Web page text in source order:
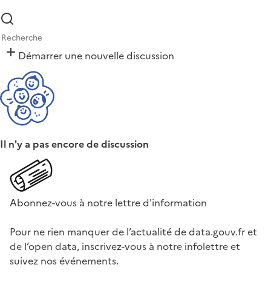
Démarrer une nouvelle discussion
Il n'y a pas encore de discussion
Abonnez-vous à notre lettre d'information
Pour ne rien manquer de l’actualité de data.gouv.fr et
de l’open data, inscrivez-vous à notre infolettre et
suivez nos événements.